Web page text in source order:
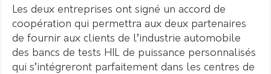
Les deux entreprises ont signé un accord de
coopération qui permettra aux deux partenaires
de fournir aux clients de l’industrie automobile
des bancs de tests HIL de puissance personnalisés
qui s’intégreront parfaitement dans les centres de